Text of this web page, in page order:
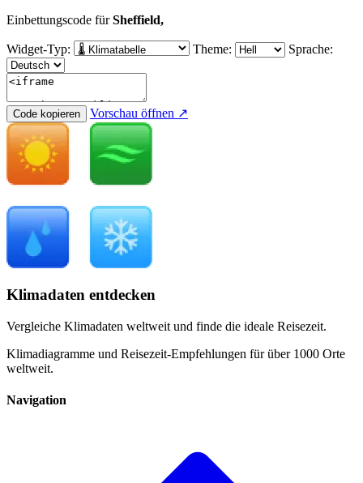
Einbettungscode fürSheffield,
Widget-Typ: Theme: Sprache:
Code kopieren Vorschau öffnen ↗
Klimadaten entdecken
Vergleiche Klimadaten weltweit und finde die ideale Reisezeit.
Klimadiagramme und Reisezeit-Empfehlungen für über 1000 Orte
weltweit.
Navigation